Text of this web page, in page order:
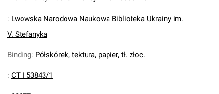
: Lwowska Narodowa Naukowa Biblioteka Ukrainy im.
V. Stefanyka
Binding: Półskórek, tektura, papier, tł. złoc.
: CT I 53843/1